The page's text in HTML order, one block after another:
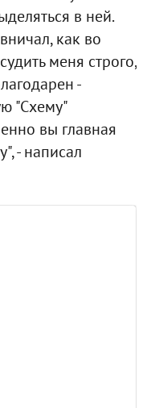
в ней.
как во
меня строго,
-
"Схему"
вы главная
- написал